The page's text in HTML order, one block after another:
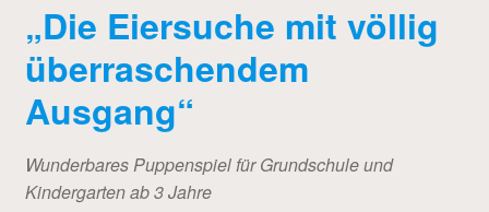
Schattentheater
Theatermusik
Crêpes Wagen
Kontakt
„Die Eiersuche mit völlig
überraschendem
Ausgang“
Wunderbares Puppenspiel für Grundschule und
Kindergarten ab 3 Jahre